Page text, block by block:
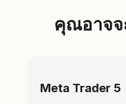
คุณอาจ
Meta Trader 5